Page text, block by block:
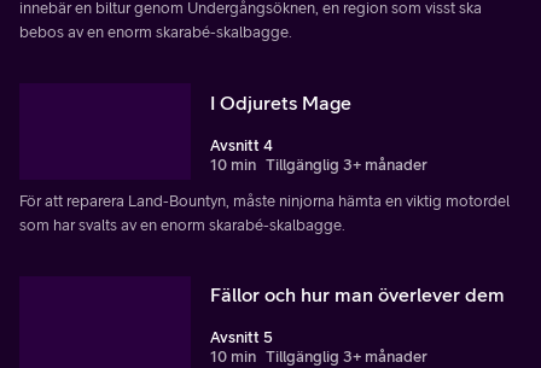
innebär en biltur genom Undergångsöknen, en region som visst ska
bebos av en enorm skarabé-skalbagge.
I Odjurets Mage
Avsnitt 4
10 min Tillgänglig 3+ månader
För att reparera Land-Bountyn, måste ninjorna hämta en viktig motordel
som har svalts av en enorm skarabé-skalbagge.
Fällor och hur man överlever dem
Avsnitt 5
10 min Tillgänglig 3+ månader